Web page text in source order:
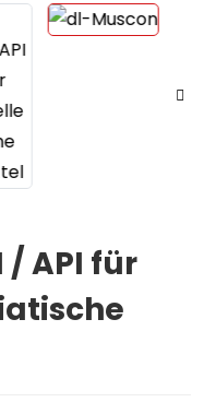
/ API für